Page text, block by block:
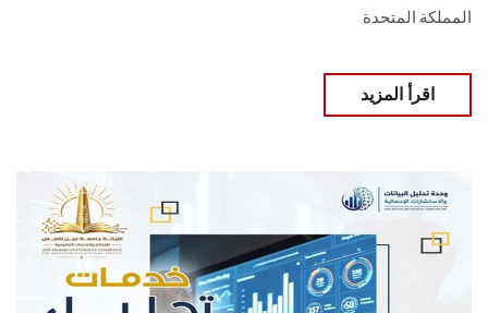
المملكة المتحدة
اقرأ المزيد